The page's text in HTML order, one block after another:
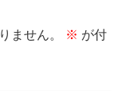
ません。 ※ が付